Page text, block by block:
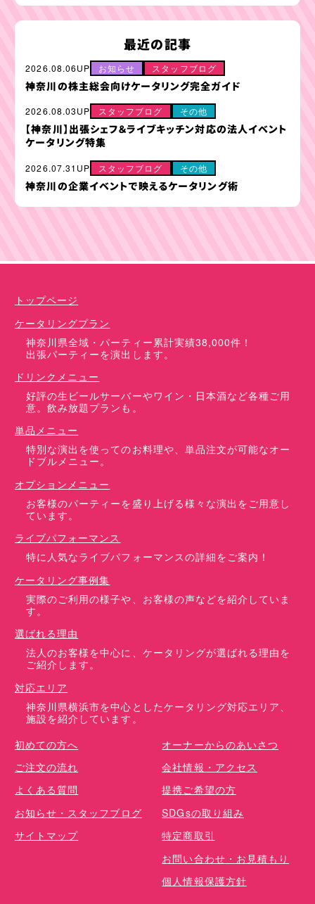
最近の記事
2026.08.06UP お知らせ スタッフブログ
神奈川の株主総会向けケータリング完全ガイド
2026.08.03UP スタッフブログ その他
【神奈川】出張シェフ＆ライブキッチン対応の法人イベント
ケータリング特集
2026.07.31UP スタッフブログ その他
神奈川の企業イベントで映えるケータリング術
ケータリングプラン
ドリンクメニュー
単品オプション
トップページ
ケータリングプラン
神奈川県全域・パーティー累計実績38,000件！
出張パーティーを演出します。
ドリンクメニュー
好評の生ビールサーバーやワイン・日本酒など各種ご用
意。飲み放題プランも。
単品メニュー
特別な演出を使ってのお料理や、単品注文が可能なオー
ドブルメニュー。
オプションメニュー
お客様のパーティーを盛り上げる様々な演出をご用意し
ています。
ライブパフォーマンス
特に人気なライブパフォーマンスの詳細をご案内！
ケータリング事例集
実際のご利用の様子や、お客様の声などを紹介していま
す。
選ばれる理由
法人のお客様を中心に、ケータリングが選ばれる理由を
ご紹介します。
対応エリア
神奈川県横浜市を中心としたケータリング対応エリア、
施設を紹介しています。
初めての方へ
ご注文の流れ
よくある質問
お知らせ・スタッフブログ
サイトマップ
オーナーからのあいさつ
会社情報・アクセス
提携ご希望の方
SDGsの取り組み
特定商取引
お問い合わせ・お見積もり
個人情報保護方針